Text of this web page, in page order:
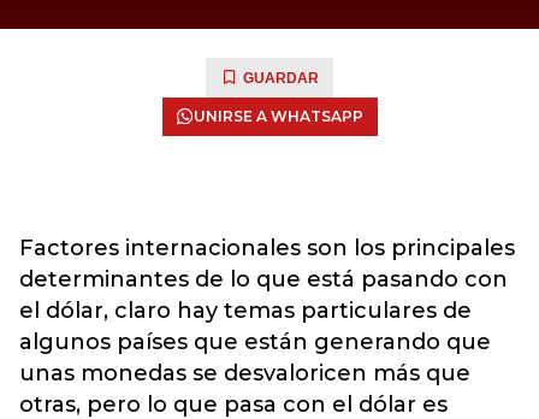
GUARDAR
UNIRSE A WHATSAPP
Factores internacionales son los principales
determinantes de lo que está pasando con
el dólar, claro hay temas particulares de
algunos países que están generando que
unas monedas se desvaloricen más que
otras, pero lo que pasa con el dólar es